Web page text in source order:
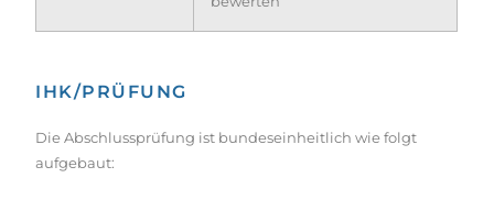
IHK/PRÜFUNG
Die Abschlussprüfung ist bundeseinheitlich wie folgt
aufgebaut: